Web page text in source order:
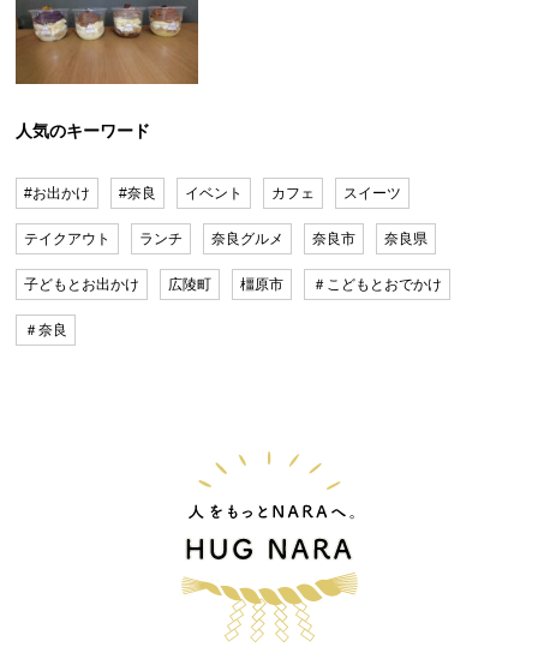
人気のキーワード
#お出かけ #奈良 イベント カフェ スイーツ
テイクアウト ランチ 奈良グルメ 奈良市 奈良県
子どもとお出かけ 広陵町 橿原市 ＃こどもとおでかけ
＃奈良